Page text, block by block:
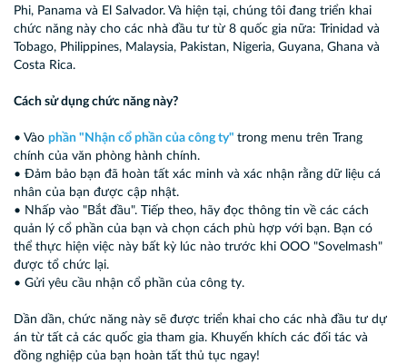
Phi, Panama và El Salvador. Và hiện tại, chúng tôi đang triển khai
chức năng này cho các nhà đầu tư từ 8 quốc gia nữa: Trinidad và
Tobago, Philippines, Malaysia, Pakistan, Nigeria, Guyana, Ghana và
Costa Rica.
Cách sử dụng chức năng này?
• Vào phần "Nhận cổ phần của công ty" trong menu trên Trang
chính của văn phòng hành chính.
• Đảm bảo bạn đã hoàn tất xác minh và xác nhận rằng dữ liệu cá
nhân của bạn được cập nhật.
• Nhấp vào "Bắt đầu". Tiếp theo, hãy đọc thông tin về các cách
quản lý cổ phần của bạn và chọn cách phù hợp với bạn. Bạn có
thể thực hiện việc này bất kỳ lúc nào trước khi OOO "Sovelmash"
được tổ chức lại.
• Gửi yêu cầu nhận cổ phần của công ty.
Dần dần, chức năng này sẽ được triển khai cho các nhà đầu tư dự
án từ tất cả các quốc gia tham gia. Khuyến khích các đối tác và
đồng nghiệp của bạn hoàn tất thủ tục ngay!